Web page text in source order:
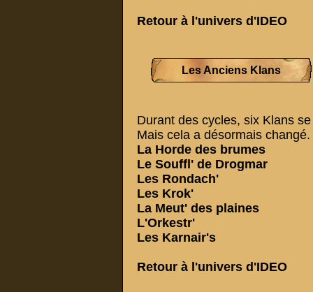
Retour à l'univers d'IDEO
Les Anciens Klans
Durant des cycles, six Klans
Mais cela a désormais changé.
La Horde des brumes
Le Souffl' de Drogmar
Les Rondach'
Les Krok'
La Meut' des plaines
L'Orkestr'
Les Karnair's
Retour à l'univers d'IDEO